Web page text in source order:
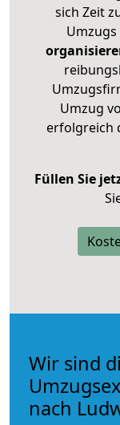
sich Zeit
Umzugs
Umzug
erfolgreich
Füllen Sie
Wir sind
nach